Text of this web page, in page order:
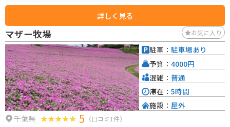
います。動物もいたり、イートスペースもあり、とても楽しい作りになって
いる。芸術に興味がある人もない人も楽しめるのでオススメです。
詳しく見る
マザー牧場 お気に入り
千葉県 5 （口コミ1件）
駐車： 駐車場あり
予算： 4000円
混雑： 普通
滞在： 5時間
施設： 屋外